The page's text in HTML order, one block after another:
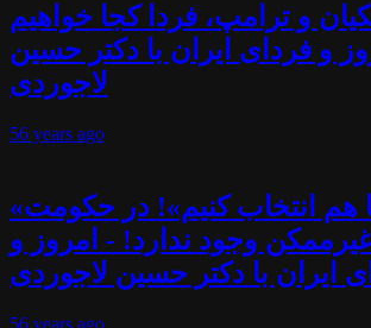
و ترامپ، فردا کجا خواهیم
و فردای ایران با دکتر حسین
لاجوردی
56 years ago
«هر دو را با هم انتخاب کنیم»! در حکومت
وجود ندارد! - امروز و
ایران با دکتر حسین لاجوردی
56 years ago